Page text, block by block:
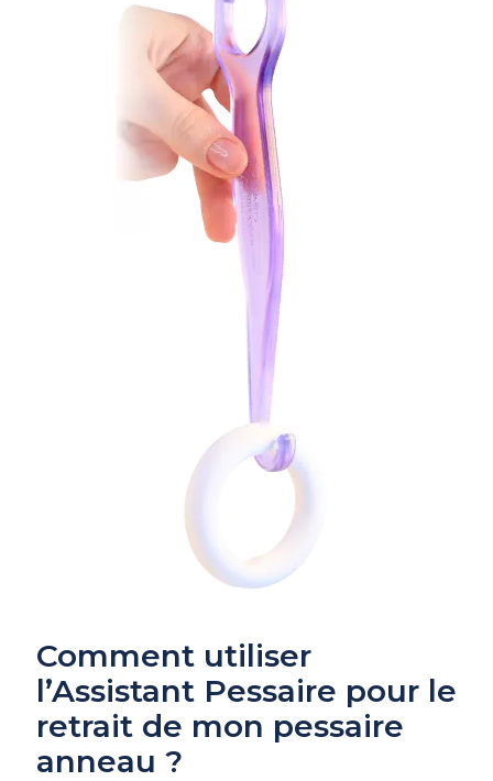
Comment utiliser
l’Assistant Pessaire pour le
retrait de mon pessaire
anneau ?